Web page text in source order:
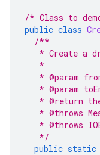
/* Class to
public class
/**
* Create a
   *
* @param
* @param
* @return
* @throws
* @throws
   */
public static